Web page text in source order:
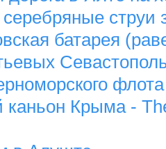
струи
батарея
Крыма -